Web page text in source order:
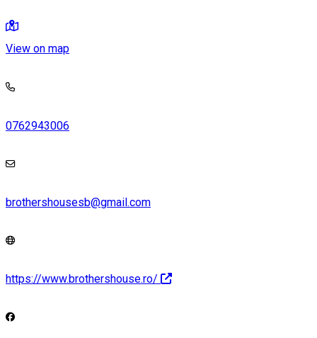
View on map
0762943006
brothershousesb@gmail.com
https://www.brothershouse.ro/